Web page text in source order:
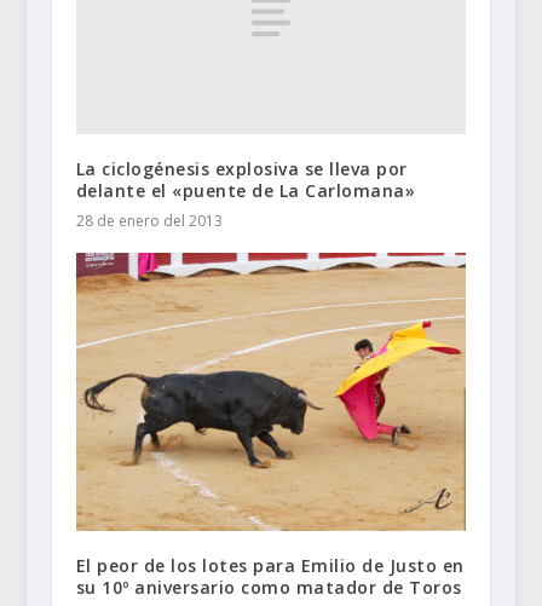
La ciclogénesis explosiva se lleva por
delante el «puente de La Carlomana»
28 de enero del 2013
El peor de los lotes para Emilio de Justo en
su 10º aniversario como matador de Toros